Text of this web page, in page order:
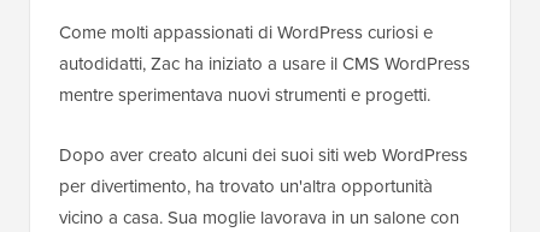
Come molti appassionati di WordPress curiosi e
autodidatti, Zac ha iniziato a usare il CMS WordPress
mentre sperimentava nuovi strumenti e progetti.
Dopo aver creato alcuni dei suoi siti web WordPress
per divertimento, ha trovato un'altra opportunità
vicino a casa. Sua moglie lavorava in un salone con